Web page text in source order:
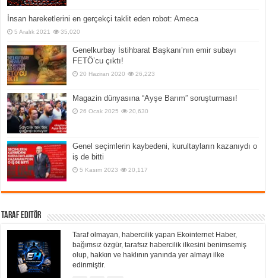
İnsan hareketlerini en gerçekçi taklit eden robot: Ameca
5 Aralık 2021 35,020
Genelkurbay İstihbarat Başkanı’nın emir subayı
FETÖ’cu çıktı!
20 Haziran 2020 26,223
Magazin dünyasına “Ayşe Barım” soruşturması!
26 Ocak 2025 20,630
Genel seçimlerin kaybedeni, kurultayların kazanıydı o
iş de bitti
5 Kasım 2023 20,117
Taraf Editör
Taraf olmayan, habercilik yapan Ekointernet Haber,
bağımsız özgür, tarafsız habercilik ilkesini benimsemiş
olup, hakkın ve haklının yanında yer almayı ilke
edinmiştir.